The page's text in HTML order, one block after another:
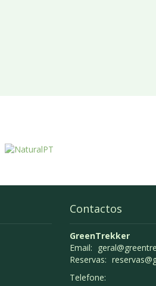
Contactos
GreenTrekker
Email:
Reservas:
Telefone: